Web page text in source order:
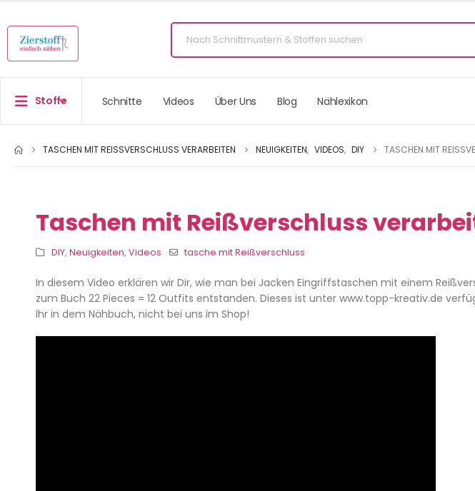
Stoffe Schnitte Videos Über Uns Blog Nählexikon
TASCHEN MIT REISSVERSCHLUSS VERARBEITEN NEUIGKEITEN, VIDEOS, DIY TASCHEN MIT
Taschen mit Reißverschluss
DIY, Neuigkeiten, Videos tasche mit Reißverschluss
In diesem Video erklären wir Dir, wie man bei Jacken Eingriffstaschen mit einem
zum Buch 22 Pieces = 12 Outfits entstanden. Dieses ist unter www.topp-kreativ.de
Ihr in dem Nähbuch, nicht bei uns im Shop!